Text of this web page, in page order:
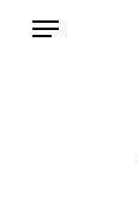
قائمة طعام